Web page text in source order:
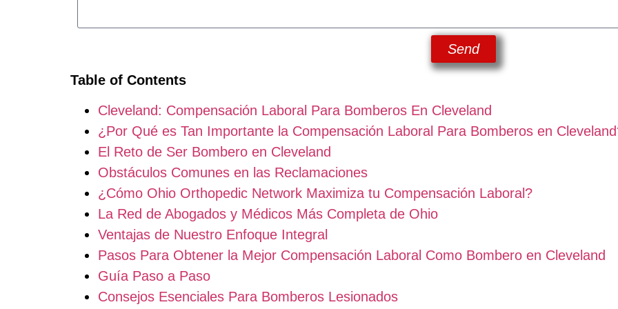
Send
Table of Contents
Cleveland: Compensación Laboral Para Bomberos En Cleveland
¿Por Qué es Tan Importante la Compensación Laboral Para Bomberos en
El Reto de Ser Bombero en Cleveland
Obstáculos Comunes en las Reclamaciones
¿Cómo Ohio Orthopedic Network Maximiza tu Compensación Laboral?
La Red de Abogados y Médicos Más Completa de Ohio
Ventajas de Nuestro Enfoque Integral
Pasos Para Obtener la Mejor Compensación Laboral Como Bombero en Cleveland
Guía Paso a Paso
Consejos Esenciales Para Bomberos Lesionados